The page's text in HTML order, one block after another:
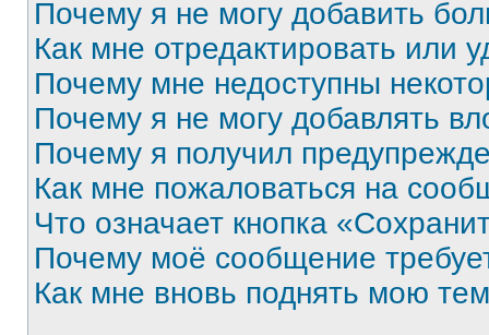
Почему я не могу добавить
Как мне отредактировать или
Почему мне недоступны
Почему я не могу добавлять
Почему я получил
Как мне пожаловаться на
Что означает кнопка
Почему моё сообщение
Как мне вновь поднять мою